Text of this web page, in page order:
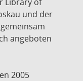
und der
angeboten
2005